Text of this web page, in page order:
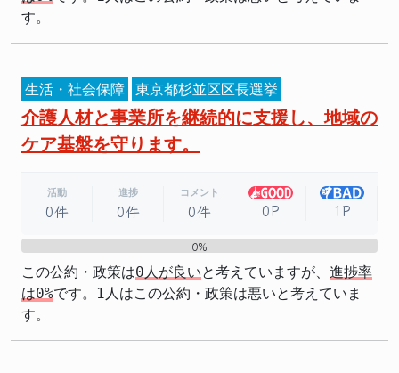
す。
生活・社会保障 東京都杉並区区長選挙
介護人材と事業所を継続的に支援し、地域の
ケア基盤を守ります。
活動
0件
進捗
0件
コメント
0件 0P 1P
0%
この公約・政策は0人が良いと考えていますが、 進捗率
は0%です。1人はこの公約・政策は悪いと考えていま
す。